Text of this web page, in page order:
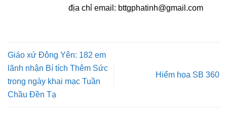
địa chỉ email: bttgphatinh@gmail.com
Giáo xứ Đông Yên: 182 em
lãnh nhận Bí tích Thêm Sức
trong ngày khai mạc Tuần
Chầu Đền Tạ
Hiểm họa SB 360